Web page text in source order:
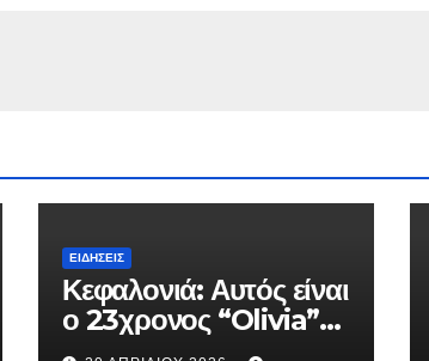
ΕΙΔΉΣΕΙΣ
Κεφαλονιά: Αυτός είναι
ο 23χρονος “Olivia”
που κατηγορείται για